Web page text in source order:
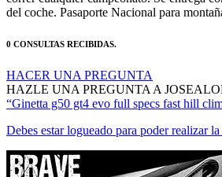
HAZLE UNA PREGUNTA A
“Ginetta g50 gt4 evo full specs fast hill
Debes estar logueado para poder realizar la